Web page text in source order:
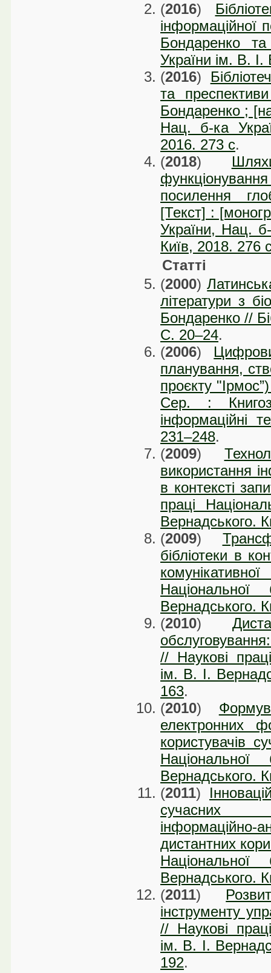
(2016)
інформаційної
Бондаренко
України ім. В.
(2016)
та
Бондаренко ;
Нац. б-ка
2016. 273 с.
(2018)
посилення
[Текст] :
України, Нац.
Київ, 2018. 276
Статті
(2000)
літератури з
Бондаренко //
C. 20–24.
(2006)
планування,
проєкту
Сер. :
інформаційні
231–248.
(2009)
використання
в контексті
праці
Вернадського.
(2009)
бібліотеки в
Вернадського.
(2010)
// Наукові
ім. В. І.
163.
(2010)
електронних
користувачів
Вернадського.
(2011)
сучасних
дистантних
Вернадського.
(2011)
інструменту
// Наукові
ім. В. І.
192.